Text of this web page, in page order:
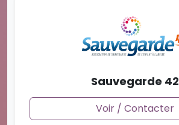
Sauvegarde 42
Voir / Contacter